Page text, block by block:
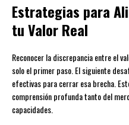
Estrategias para
tu Valor Real
Reconocer la discrepancia entre el
solo el primer paso. El siguiente
efectivas para cerrar esa brecha.
comprensión profunda tanto del
capacidades.